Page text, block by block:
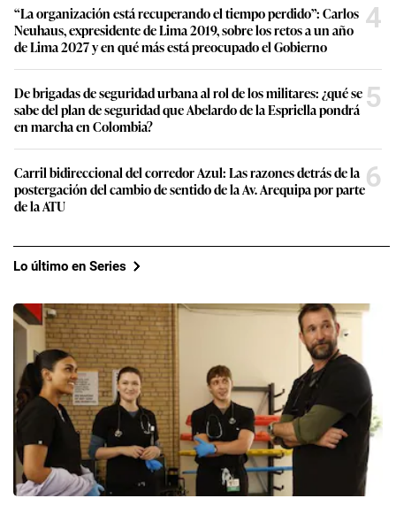
“La organización está recuperando el tiempo perdido”: Carlos
Neuhaus, expresidente de Lima 2019, sobre los retos a un año
de Lima 2027 y en qué más está preocupado el Gobierno
4
De brigadas de seguridad urbana al rol de los militares: ¿qué se
sabe del plan de seguridad que Abelardo de la Espriella pondrá
en marcha en Colombia?
5
Carril bidireccional del corredor Azul: Las razones detrás de la
postergación del cambio de sentido de la Av. Arequipa por parte
de la ATU
6
Lo último en Series